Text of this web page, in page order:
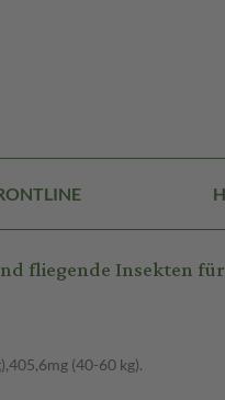
fliegende Insekten
(40-60 kg).